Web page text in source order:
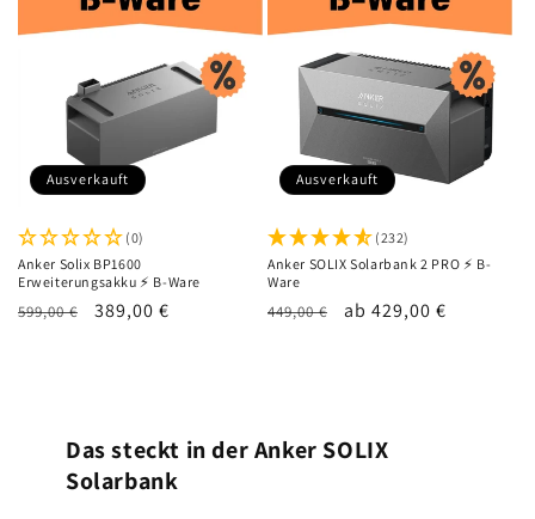
Ausverkauft
(0)
Anker Solix BP1600
Erweiterungsakku ⚡️ B-Ware
Normaler
599,00 € Verkaufspreis
389,00 €
Ausverkauft
(232)
Anker SOLIX Solarbank 2 PRO ⚡️ B-
Ware
Normaler
449,00 € Verkaufspreis
ab 429,00 €
Das steckt in der Anker SOLIX
Solarbank